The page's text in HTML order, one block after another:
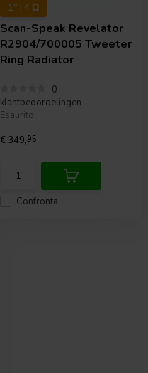
1" | 4 Ω
Scan-Speak Revelator
R2904/700005 Tweeter
Ring Radiator
0
klantbeoordelingen
Confronta
Esaurito
€ 349,95